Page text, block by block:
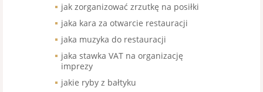
jak zorganizować zrzutkę na posiłki
jaka kara za otwarcie restauracji
jaka muzyka do restauracji
jaka stawka VAT na organizację
imprezy
jakie ryby z bałtyku